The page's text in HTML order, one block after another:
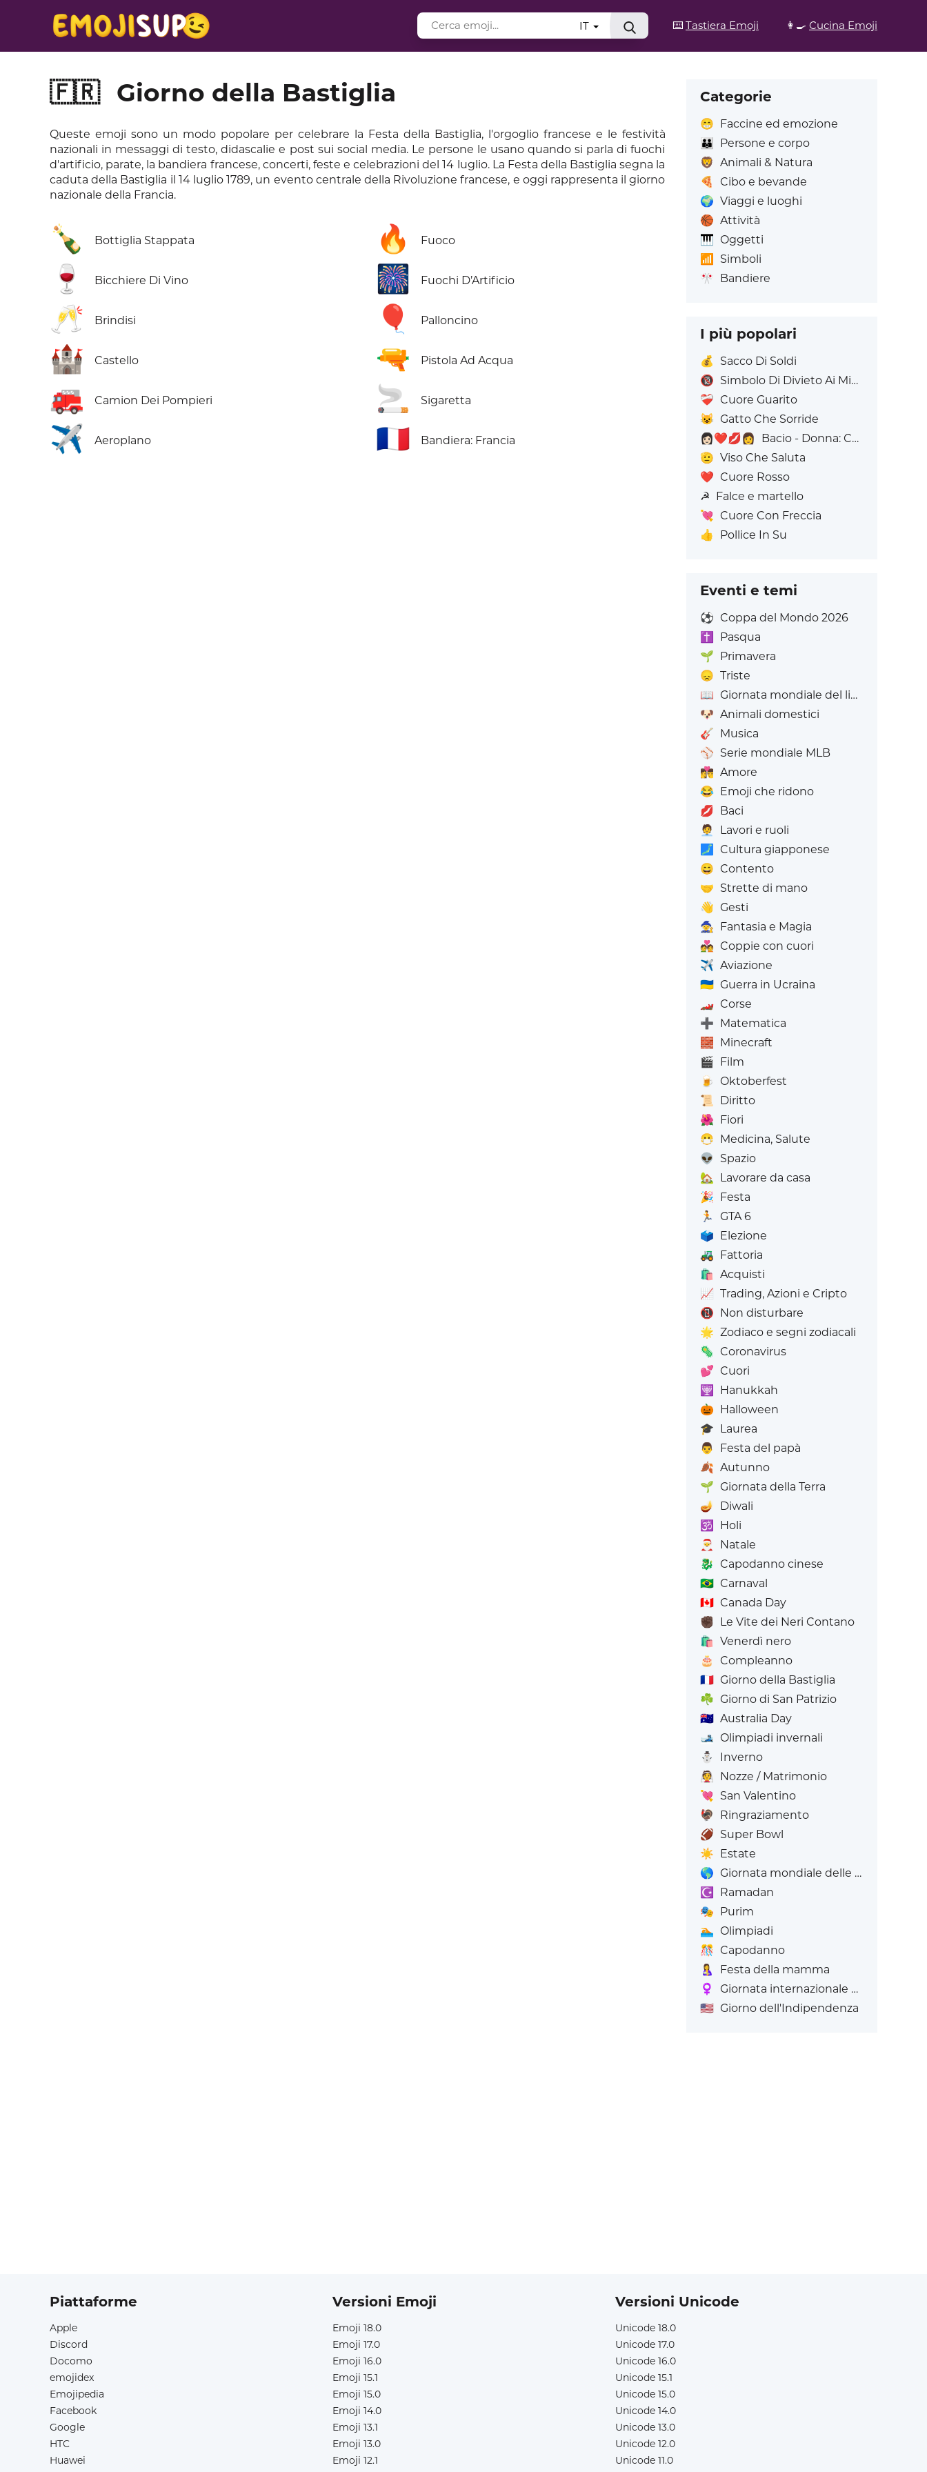
⌨️ Tastiera Emoji 👩‍🍳 Cucina Emoji
IT
🇫🇷 Giorno della Bastiglia
Queste emoji sono un modo popolare per celebrare la Festa della Bastiglia, l'orgoglio francese e le festività
nazionali in messaggi di testo, didascalie e post sui social media. Le persone le usano quando si parla di fuochi
d'artificio, parate, la bandiera francese, concerti, feste e celebrazioni del 14 luglio. La Festa della Bastiglia segna la
caduta della Bastiglia il 14 luglio 1789, un evento centrale della Rivoluzione francese, e oggi rappresenta il giorno
nazionale della Francia.
🍾 Bottiglia Stappata
🍷 Bicchiere Di Vino
🥂 Brindisi
🏰 Castello
🚒 Camion Dei Pompieri
✈️ Aeroplano
🔥 Fuoco
🎆 Fuochi D’Artificio
🎈 Palloncino
🔫 Pistola Ad Acqua
🚬 Sigaretta
🇫🇷 Bandiera: Francia
Categorie
😁 Faccine ed emozione
👪
Persone e corpo
🦁 Animali & Natura
🍕
Cibo e bevande
🌍 Viaggi e luoghi
🏀 Attività
🎹 Oggetti
📶
Simboli
🎌 Bandiere
I più popolari
💰
Sacco Di Soldi
🔞 Simbolo Di Divieto Ai Minorenni
❤️‍🩹 Cuore Guarito
😺 Gatto Che Sorride
👩🏻‍❤️‍💋‍👩
Bacio - Donna: Carnagione chiara, Donna: Senza Carnagione
🫡 Viso Che Saluta
❤️ Cuore Rosso
☭ Falce e martello
💘 Cuore Con Freccia
👍
Pollice In Su
Eventi e temi
⚽ Coppa del Mondo 2026
✝️
Pasqua
🌱 Primavera
😞 Triste
📖 Giornata mondiale del libro
🐶 Animali domestici
🎸 Musica
⚾ Serie mondiale MLB
👩‍❤️‍💋‍👨 Amore
😂 Emoji che ridono
💋 Baci
🧑‍💼
Lavori e ruoli
🗾 Cultura giapponese
😄 Contento
🤝 Strette di mano
👋 Gesti
🧙 Fantasia e Magia
💑 Coppie con cuori
✈️ Aviazione
🇺🇦 Guerra in Ucraina
🏎️ Corse
➕ Matematica
🧱 Minecraft
🎬 Film
🍺
Oktoberfest
📜
Diritto
🌺 Fiori
😷 Medicina, Salute
👽
Spazio
🏡
Lavorare da casa
🎉 Festa
🏃
GTA 6
🗳️ Elezione
🚜 Fattoria
🛍️ Acquisti
📈 Trading, Azioni e Cripto
📵 Non disturbare
🌟 Zodiaco e segni zodiacali
🦠 Coronavirus
💕 Cuori
🕎
Hanukkah
🎃 Halloween
🎓 Laurea
👨
Festa del papà
🍂 Autunno
🌱 Giornata della Terra
🪔
Diwali
🕉️
Holi
🎅
Natale
🐉 Capodanno cinese
🇧🇷 Carnaval
🇨🇦 Canada Day
✊🏿 Le Vite dei Neri Contano
🛍️ Venerdì nero
🎂
Compleanno
🇫🇷 Giorno della Bastiglia
☘️ Giorno di San Patrizio
🇦🇺 Australia Day
🎿 Olimpiadi invernali
⛄
Inverno
👰 Nozze / Matrimonio
💘 San Valentino
🦃
Ringraziamento
🏈 Super Bowl
☀️ Estate
🌎 Giornata mondiale delle Emoji
☪️
Ramadan
🎭 Purim
🏊 Olimpiadi
🎊 Capodanno
🤱
Festa della mamma
♀️
Giornata internazionale della donna
🇺🇸 Giorno dell'Indipendenza
Piattaforme
Apple
Discord
Docomo
emojidex
Emojipedia
Facebook
Google
HTC
Huawei
Versioni Emoji
Emoji 18.0
Emoji 17.0
Emoji 16.0
Emoji 15.1
Emoji 15.0
Emoji 14.0
Emoji 13.1
Emoji 13.0
Emoji 12.1
Versioni Unicode
Unicode 18.0
Unicode 17.0
Unicode 16.0
Unicode 15.1
Unicode 15.0
Unicode 14.0
Unicode 13.0
Unicode 12.0
Unicode 11.0